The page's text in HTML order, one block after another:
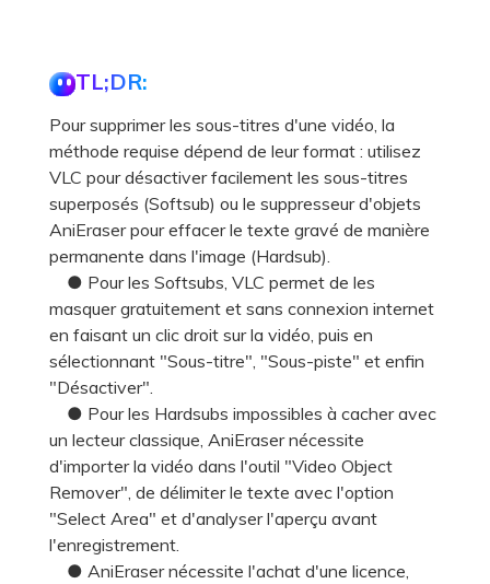
TL;DR:
Pour supprimer les sous-titres d'une vidéo, la
méthode requise dépend de leur format : utilisez
VLC pour désactiver facilement les sous-titres
superposés (Softsub) ou le suppresseur d'objets
AniEraser pour effacer le texte gravé de manière
permanente dans l'image (Hardsub).
● Pour les Softsubs, VLC permet de les
masquer gratuitement et sans connexion internet
en faisant un clic droit sur la vidéo, puis en
sélectionnant "Sous-titre", "Sous-piste" et enfin
"Désactiver".
● Pour les Hardsubs impossibles à cacher avec
un lecteur classique, AniEraser nécessite
d'importer la vidéo dans l'outil "Video Object
Remover", de délimiter le texte avec l'option
"Select Area" et d'analyser l'aperçu avant
l'enregistrement.
● AniEraser nécessite l'achat d'une licence,